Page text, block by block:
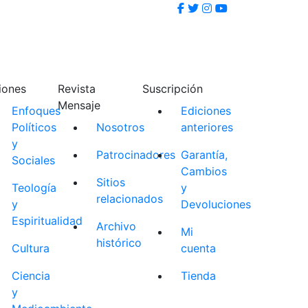
Enfoques
Políticos
y
Sociales
Teología
y
Espiritualidad
Cultura
Ciencia
y
Revista
Mensaje
Nosotros
Patrocinadores
Sitios
relacionados
Archivo
histórico
Suscripción
Ediciones
anteriores
Garantía,
Cambios
y
Devoluciones
Mi
cuenta
Tienda